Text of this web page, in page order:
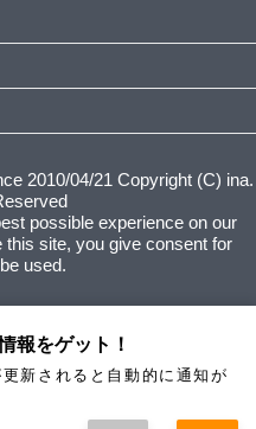
2010/04/21 Copyright (C) ina.
possible experience on our
site, you give consent for
used.
報をゲット！
新されると自動的に通知が